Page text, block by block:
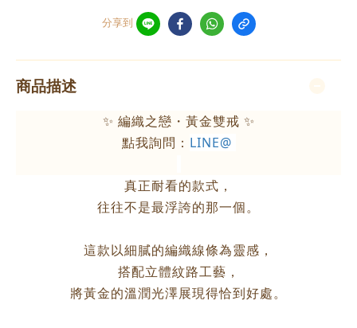
分享到
商品描述
✨ 編織之戀・黃金雙戒 ✨
點我詢問： LINE@
真正耐看的款式，
往往不是最浮誇的那一個。
這款以細膩的編織線條為靈感，
搭配立體紋路工藝，
將黃金的溫潤光澤展現得恰到好處。